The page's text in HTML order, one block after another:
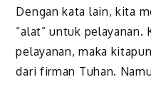
Dengan kata lain, kita
“alat” untuk pelayanan.
pelayanan, maka
dari firman Tuhan.